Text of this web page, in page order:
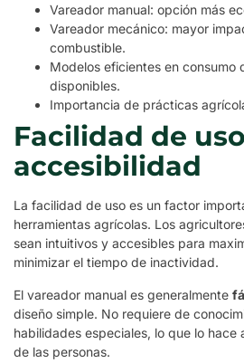
Vareador manual: opción más
Vareador mecánico: mayor
combustible.
Modelos eficientes en consumo
disponibles.
Importancia de prácticas
Facilidad de
accesibilidad
La facilidad de uso es un factor
herramientas agrícolas. Los
sean intuitivos y accesibles para
minimizar el tiempo de inactividad.
El vareador manual es generalmente
diseño simple. No requiere de
habilidades especiales, lo que lo hace
de las personas.